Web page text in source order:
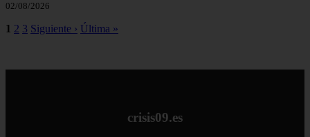
02/08/2026
1 2 3 Siguiente › Última »
crisis09.es